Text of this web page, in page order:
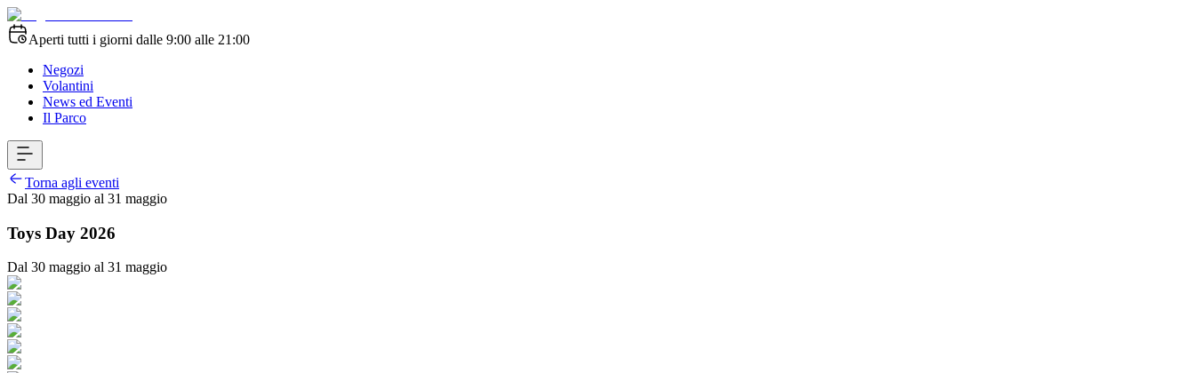
Aperti tutti i giorni dalle 9:00 alle 21:00
Negozi
Volantini
News ed Eventi
Il Parco
Torna agli eventi
Dal 30 maggio al 31 maggio
Toys Day 2026
Dal 30 maggio al 31 maggio